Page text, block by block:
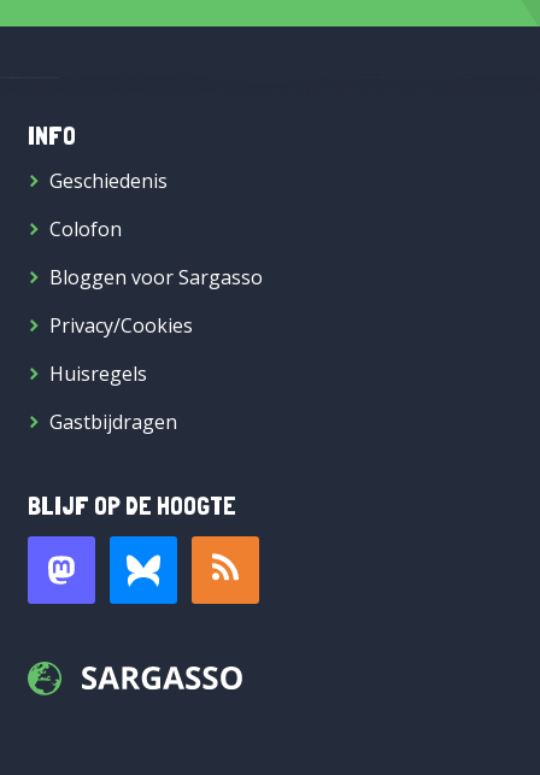
INFO
Geschiedenis
Colofon
Bloggen voor Sargasso
Privacy/Cookies
Huisregels
Gastbijdragen
BLIJF OP DE HOOGTE